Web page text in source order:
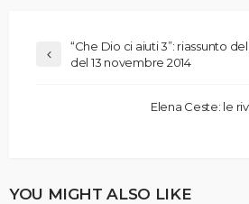
“Che Dio ci aiuti 3”: riassunto
del 13 novembre 2014
Elena Ceste: le
YOU MIGHT ALSO LIKE